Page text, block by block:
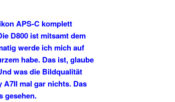
APS-C komplett
D800 ist mitsamt dem
werde ich mich auf
habe. Das ist, glaube
was die Bildqualität
A7II mal gar nichts. Das
gesehen.